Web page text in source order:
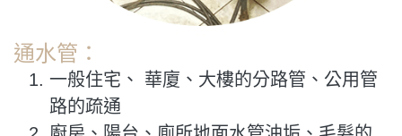
通水管：
一般住宅、 華廈、大樓的分路管、公用管
路的疏通